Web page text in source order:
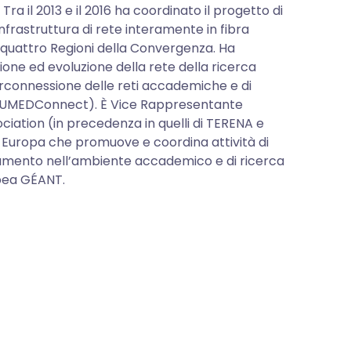
il 2013 e il 2016 ha coordinato il progetto di
di rete interamente in fibra
Regioni della Convergenza. Ha
ed evoluzione della rete della ricerca
delle reti accademiche e di
È Vice Rappresentante
(in precedenza in quelli di TERENA e
Europa che promuove e coordina attività di
nell’ambiente accademico e di ricerca
GÉANT.